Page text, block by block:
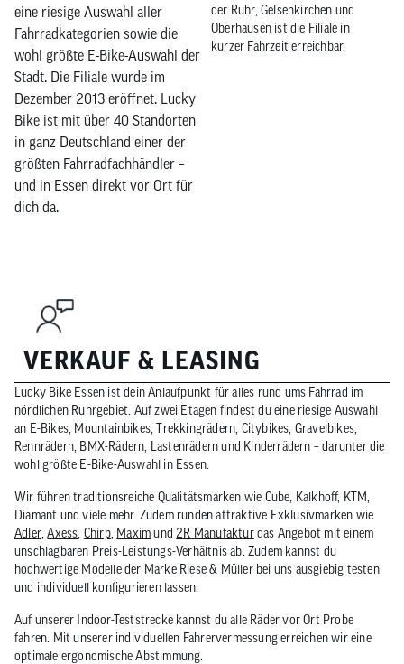
eine riesige Auswahl aller
Fahrradkategorien sowie die
wohl größte E-Bike-Auswahl der
Stadt. Die Filiale wurde im
Dezember 2013 eröffnet. Lucky
Bike ist mit über 40 Standorten
in ganz Deutschland einer der
größten Fahrradfachhändler –
und in Essen direkt vor Ort für
dich da.
der Ruhr, Gelsenkirchen und
Oberhausen ist die Filiale in
kurzer Fahrzeit erreichbar.
VERKAUF & LEASING
Lucky Bike Essen ist dein Anlaufpunkt für alles rund ums Fahrrad im
nördlichen Ruhrgebiet. Auf zwei Etagen findest du eine riesige Auswahl
an E-Bikes, Mountainbikes, Trekkingrädern, Citybikes, Gravelbikes,
Rennrädern, BMX-Rädern, Lastenrädern und Kinderrädern – darunter die
wohl größte E-Bike-Auswahl in Essen.
Wir führen traditionsreiche Qualitätsmarken wie Cube, Kalkhoff, KTM,
Diamant und viele mehr. Zudem runden attraktive Exklusivmarken wie
Adler ,Axess Chirp, Maximund 2R Manufakturdas Angebot mit einem
unschlagbaren Preis-Leistungs-Verhältnis ab. Zudem kannst du
hochwertige Modelle der Marke Riese & Müller bei uns ausgiebig testen
und individuell konfigurieren lassen.
Auf unserer Indoor-Teststrecke kannst du alle Räder vor Ort Probe
fahren. Mit unserer individuellen Fahrervermessung erreichen wir eine
optimale ergonomische Abstimmung.